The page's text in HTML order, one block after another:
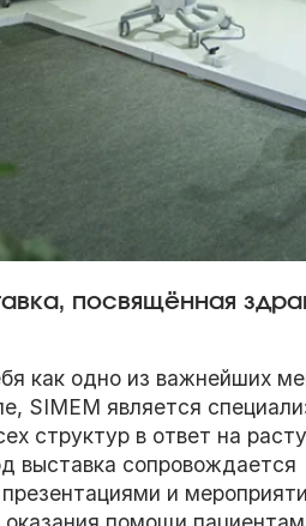
посвящённая
как одно из важнейших
SIMEM является
структур в ответ на
выставка сопровождается
и